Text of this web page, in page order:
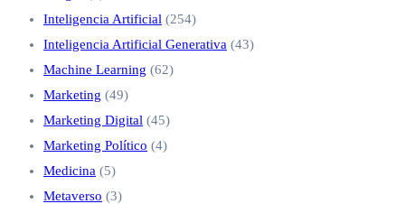
Inteligencia Artificial (254)
Inteligencia Artificial Generativa (43)
Machine Learning (62)
Marketing (49)
Marketing Digital (45)
Marketing Político (4)
Medicina (5)
Metaverso (3)